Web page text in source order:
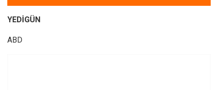
YEDİGÜN
ABD